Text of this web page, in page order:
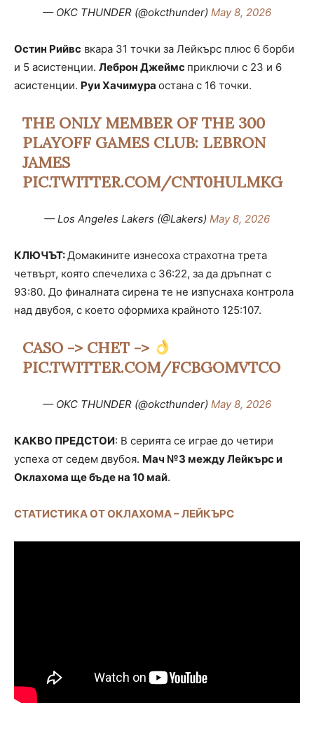
— OKC THUNDER (@okcthunder) May 8, 2026
Остин Рийвс вкара 31 точки за Лейкърс плюс 6 борби
и 5 асистенции. Леброн Джеймс приключи с 23 и 6
асистенции. Руи Хачимура остана с 16 точки.
THE ONLY MEMBER OF THE 300
PLAYOFF GAMES CLUB: LEBRON
JAMES
PIC.TWITTER.COM/CNT0HULMKG
— Los Angeles Lakers (@Lakers) May 8, 2026
КЛЮЧЪТ:Домакините изнесоха страхотна трета
четвърт, която спечелиха с 36:22, за да дръпнат с
93:80. До финалната сирена те не изпуснаха контрола
над двубоя, с което оформиха крайното 125:107.
CASO -> CHET ->
PIC.TWITTER.COM/FCBGOMVTCO
— OKC THUNDER (@okcthunder) May 8, 2026
КАКВО ПРЕДСТОИ: В серията се играе до четири
успеха от седем двубоя. Мач №3 между Лейкърс и
Оклахома ще бъде на 10 май.
СТАТИСТИКА ОТ ОКЛАХОМА – ЛЕЙКЪРС